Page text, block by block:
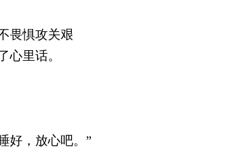
畏惧攻关艰
心里话。
好，放心吧。”